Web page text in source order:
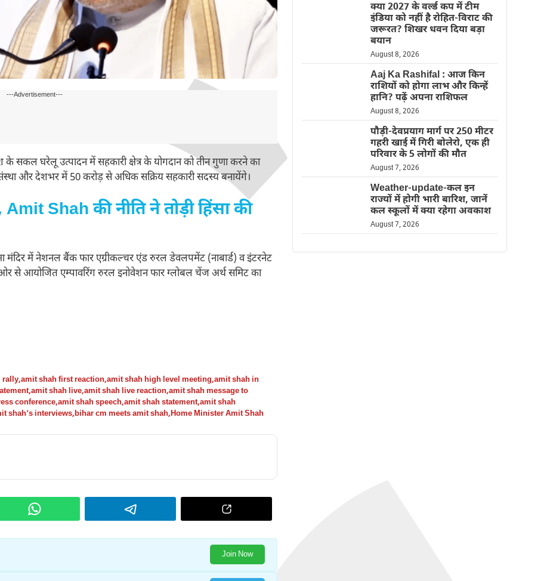
---Advertisement---
के सकल घरेलू उत्पादन में सहकारी क्षेत्र के योगदान को तीन गुणा करने का
और देशभर में 50 करोड़ से अधिक सक्रिय सहकारी सदस्य बनायेंगे।
Shah की नीति ने तोड़ी हिंसा की
मंदिर में नेशनल बैंक फार एग्रीकल्चर एंड रुरल डेवलपमेंट (नाबार्ड) व इंटरनेट
आयोजित एम्पावरिंग रुरल इनोवेशन फार ग्लोबल चेंज अर्थ समिट का
rally,amit shah first reaction,amit shah high level meeting,amit shah in
,amit shah live,amit shah live reaction,amit shah message to
conference,amit shah speech,amit shah statement,amit shah
shah's interviews,bihar cm meets amit shah,Home Minister Amit Shah
Join Now
क्या 2027 के वर्ल्ड कप में टीम
इंडिया को नहीं है रोहित-विराट की
जरूरत? शिखर धवन दिया बड़ा
बयान
August 8, 2026
Aaj Ka Rashifal : आज किन
राशियों को होगा लाभ और किन्हें
हानि? पढ़ें अपना राशिफल
August 8, 2026
पौड़ी-देवप्रयाग मार्ग पर 250 मीटर
गहरी खाई में गिरी बोलेरो, एक ही
परिवार के 5 लोगों की मौत
August 7, 2026
Weather-update-कल इन
राज्यों में होगी भारी बारिश, जानें
कल स्कूलों में क्या रहेगा अवकाश
August 7, 2026